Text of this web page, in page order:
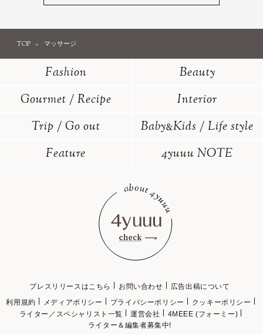
TOP マッサージ
Fashion
Beauty
Gourmet / Recipe
Interior
Trip / Go out
Baby&Kids / Life style
Feature
4yuuu NOTE
プレスリリースはこちら お問い合わせ
広告出稿について
利用規約
メディアポリシー プライバシーポリシー
クッキーポリシー
ライター／スペシャリスト一覧
運営会社
4MEEE (フォーミー)
ライター＆編集者募集中!